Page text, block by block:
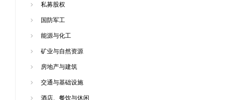
私募股权
国防军工
能源与化工
矿业与自然资源
房地产与建筑
交通与基础设施
酒店、餐饮与休闲